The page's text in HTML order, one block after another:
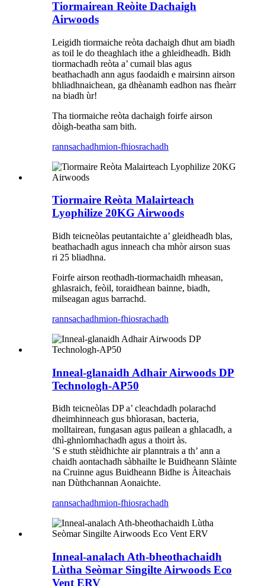
Tiormairean Reòite Dachaigh
Airwoods
Leigidh tiormaiche reòta dachaigh dhut am biadh
as toil le do theaghlach ithe a ghleidheadh. Bidh
tiormachadh reòta a’ cumail blas agus
beathachadh ann agus faodaidh e mairsinn airson
bhliadhnaichean, ga dhèanamh eadhon nas fheàrr
na biadh ùr!
Tha tiormaiche reòta dachaigh foirfe airson
dòigh-beatha sam bith.
rannsachadhmion-fhiosrachadh
Tiormaire Reòta Malairteach
Lyophilize 20KG Airwoods
Bidh teicneòlas peutantaichte a’ gleidheadh ​​blas,
beathachadh agus inneach cha mhòr airson suas
ri 25 bliadhna.
Foirfe airson reothadh-tiormachaidh mheasan,
ghlasraich, feòil, toraidhean bainne, biadh,
milseagan agus barrachd.
rannsachadhmion-fhiosrachadh
Inneal-glanaidh Adhair Airwoods DP
Technologh-AP50
Bidh teicneòlas DP a’ cleachdadh polarachd
dheimhinneach gus bhìorasan, bacteria,
molltairean, fungasan agus pailean a ghlacadh, a
dhì-ghnìomhachadh agus a thoirt às.
’S e stuth stèidhichte air planntrais a th’ ann a
chaidh aontachadh sàbhailte le Buidheann Slàinte
na Cruinne agus Buidheann Bidhe is Àiteachais
nan Dùthchannan Aonaichte.
rannsachadhmion-fhiosrachadh
Inneal-analach Ath-bheothachaidh
Lùtha Seòmar Singilte Airwoods Eco
Vent ERV